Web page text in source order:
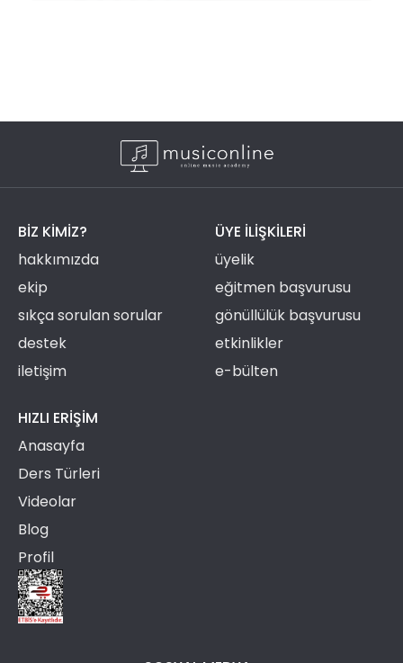
BIZ KIMIZ?
hakkımızda
ekip
sıkça sorulan sorular
destek
iletişim
ÜYE ILIŞKILERI
üyelik
eğitmen başvurusu
gönüllülük başvurusu
etkinlikler
e-bülten
HIZLI ERIŞIM
Anasayfa
Ders Türleri
Videolar
Blog
Profil